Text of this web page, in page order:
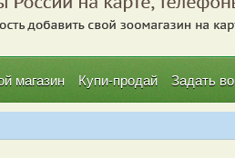
магазин Купи-продай Задать